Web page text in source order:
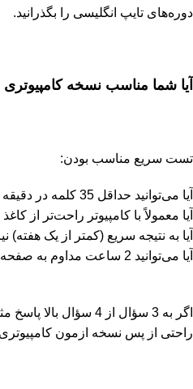
دوره‌های تایپ انگلیسی را بگذرانید.
آیا شما مناسب نسخه
تست سریع مناسب بودن:
آیا می‌توانید حداقل 35 کلمه در دقیقه تایپ کنید؟
آیا معمولاً با کامپیوتر راحت‌تر از
آیا به نتیجه سریع (کمتر از یک هفته)
آیا می‌توانید 2 ساعت مداوم به صفحه نمایش نگاه کنید؟
اگر به 3 سؤال از 4 سؤال
راحتی از پس نسخه ازمون کامپیوتری